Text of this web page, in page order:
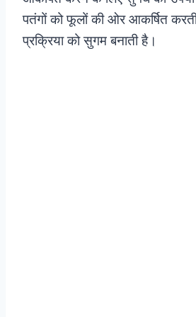
पतंगों को फूलों की ओर आकर्षित
प्रक्रिया को सुगम बनाती है।